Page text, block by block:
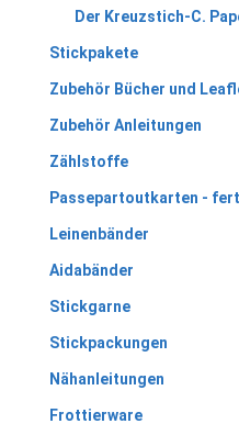
Der Kreuzstich-C.
Stickpakete
Zubehör Bücher und
Zubehör Anleitungen
Zählstoffe
Passepartoutkarten -
Leinenbänder
Aidabänder
Stickgarne
Stickpackungen
Nähanleitungen
Frottierware